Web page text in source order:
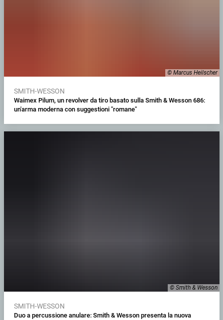
© Marcus Heilscher
SMITH-WESSON
Waimex Pilum, un revolver da tiro basato sulla Smith & Wesson 686:
un'arma moderna con suggestioni "romane"
© Smith & Wesson
SMITH-WESSON
Duo a percussione anulare: Smith & Wesson presenta la nuova